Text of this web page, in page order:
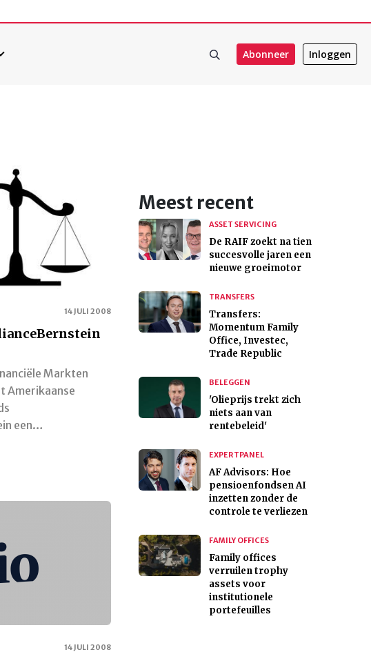
Abonneer Inloggen
14 JULI 2008
Markten
Amerikaanse
een…
14 JULI 2008
Meest recent
ASSET SERVICING
De RAIF zoekt na tien
succesvolle jaren een
nieuwe groeimotor
TRANSFERS
Transfers:
Momentum Family
Office, Investec,
Trade Republic
BELEGGEN
'Olieprijs trekt zich
niets aan van
rentebeleid'
EXPERTPANEL
AF Advisors: Hoe
pensioenfondsen AI
inzetten zonder de
controle te verliezen
FAMILY OFFICES
Family offices
verruilen trophy
assets voor
institutionele
portefeuilles